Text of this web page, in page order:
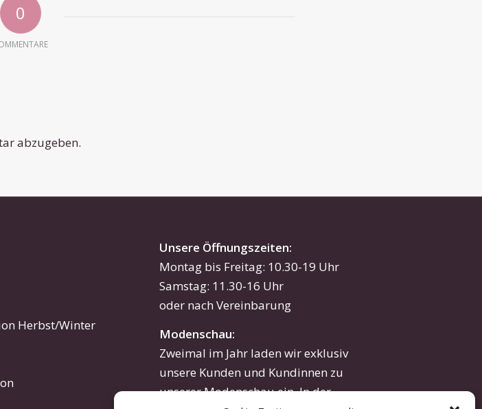
0
abzugeben.
Herbst/Winter
Unsere Öffnungszeiten:
Montag bis Freitag: 10.30-19 Uhr
Samstag: 11.30-16 Uhr
oder nach Vereinbarung
Modenschau:
Zweimal im Jahr laden wir exklusiv
unsere Kunden und Kundinnen zu
unserer Modenschau ein. In der